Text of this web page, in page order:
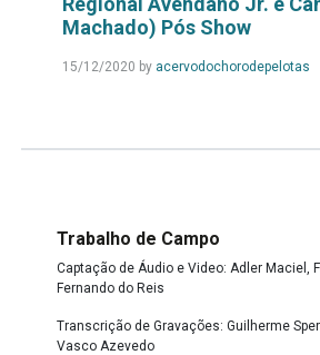
Machado) Pós Show
15/12/2020 by acervodochorodepelotas
Trabalho de Campo
Captação de Áudio e Video: Adler Maciel,
Fernando do Reis
Transcrição de Gravações: Guilherme
Vasco Azevedo